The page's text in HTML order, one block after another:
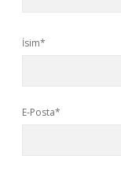
İsim*
E-Posta*